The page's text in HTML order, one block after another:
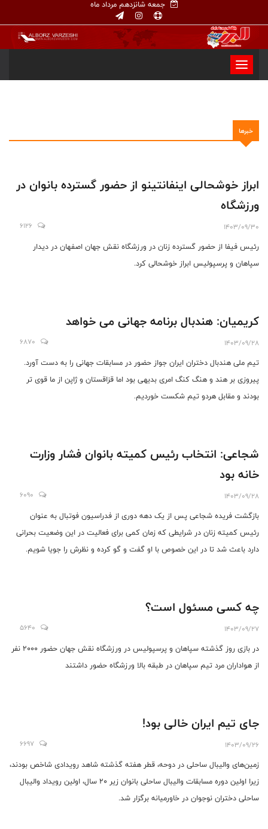
جمعه شانزدهم مرداد ماه
خبرها
ابراز خوشحالی اینفانتینو از حضور گسترده بانوان در
ورزشگاه
1403/09/30
6126
رئیس فیفا از حضور گسترده زنان در ورزشگاه نقش جهان اصفهان در دیدار
سپاهان و پرسپولیس ابراز خوشحالی کرد.
کریمیان: هندبال برنامه جهانی می خواهد
1403/09/28
6870
تیم ملی هندبال دختران ایران جواز حضور در مسابقات جهانی را به دست آورد.
پیروزی بر هند و هنگ کنگ امری بدیهی بود اما قزاقستان و ژاپن از ما قوی تر
بودند و مقابل هردو تیم شکست خوردیم.
شجاعی: انتخاب رئیس کمیته بانوان فشار وزارت
خانه بود
1403/09/28
6090
بازگشت فریده شجاعی پس از یک دهه دوری از فدراسیون فوتبال به عنوان
رئیس کمیته زنان در شرایطی که زمان کمی برای فعالیت در این وضعیت بحرانی
دارد باعث شد تا در این خصوص با او گفت و گو کرده و نظرش را جویا شویم.
چه کسی مسئول است؟
1403/09/27
5640
در بازی روز گذشته سپاهان و پرسپولیس در ورزشگاه نقش جهان حضور 2000 نفر
از هواداران مرد تیم سپاهان در طبقه بالا ورزشگاه حضور داشتند
جای تیم ایران خالی بود!
1403/09/26
6697
زمین‌های والیبال ساحلی در دوحه، قطر هفته گذشته شاهد رویدادی شاخص بودند،
زیرا اولین دوره مسابقات والیبال ساحلی بانوان زیر 20 سال، اولین رویداد والیبال
ساحلی دختران نوجوان در خاورمیانه برگزار شد.